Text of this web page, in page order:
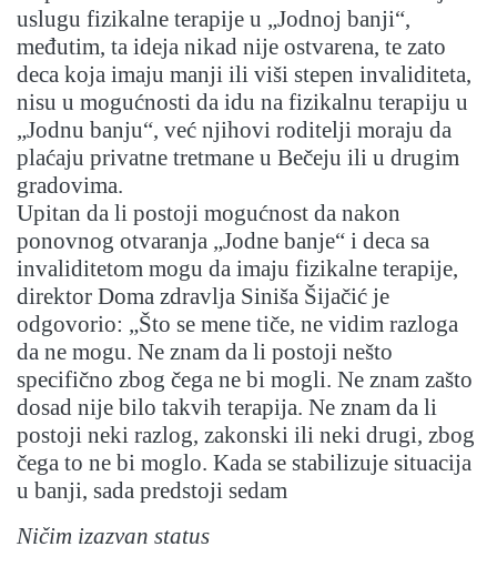
uslugu fizikalne terapije u „Jodnoj banji“,
međutim, ta ideja nikad nije ostvarena, te zato
deca koja imaju manji ili viši stepen invaliditeta,
nisu u mogućnosti da idu na fizikalnu terapiju u
„Jodnu banju“, već njihovi roditelji moraju da
plaćaju privatne tretmane u Bečeju ili u drugim
gradovima.
Upitan da li postoji mogućnost da nakon
ponovnog otvaranja „Jodne banje“ i deca sa
invaliditetom mogu da imaju fizikalne terapije,
direktor Doma zdravlja Siniša Šijačić je
odgovorio: „Što se mene tiče, ne vidim razloga
da ne mogu. Ne znam da li postoji nešto
specifično zbog čega ne bi mogli. Ne znam zašto
dosad nije bilo takvih terapija. Ne znam da li
postoji neki razlog, zakonski ili neki drugi, zbog
čega to ne bi moglo. Kada se stabilizuje situacija
u banji, sada predstoji sedam
Ničim izazvan status